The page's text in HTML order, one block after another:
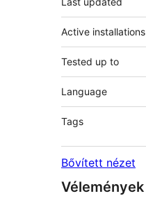
Active installations
Tested up to
Language
Tags
Bővített nézet
Vélemények